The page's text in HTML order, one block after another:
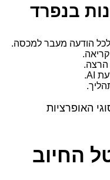
בנפרד
על כל סוגי האופרציות
החיוב